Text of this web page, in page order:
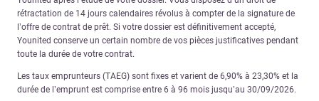
rétractation de 14 jours calendaires révolus à compter de la signature de
l’offre de contrat de prêt. Si votre dossier est définitivement accepté,
Younited conserve un certain nombre de vos pièces justificatives pendant
toute la durée de votre contrat.
Les taux emprunteurs (TAEG) sont fixes et varient de 6,90% à 23,30% et la
durée de l’emprunt est comprise entre 6 à 96 mois jusqu’au 30/09/2026.